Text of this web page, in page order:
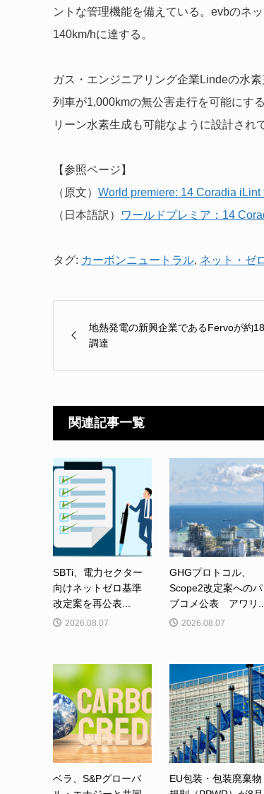
ントな管理機能を備えている。evbのネ
140km/hに達する。
ガス・エンジニアリング企業Lindeの水
列車が1,000kmの無公害走行を可能にす
リーン水素生成も可能なように設計され
【参照ページ】
（原文） World premiere: 14 Coradia
（日本語訳）
ワールドプレミア：14
タグ: カーボンニュートラル, ネット・ゼ
地熱発電の新興企業であるFervoが約
調達
関連記事一覧
SBTi、電力セクター
向けネットゼロ基準
改定案を再公表...
2026.08.07
GHGプロトコル、
Scope2改定案へのパ
ブコメ公表 アワリ
2026.08.07
ベラ、S&Pグローバ
EU包装・包装廃棄物